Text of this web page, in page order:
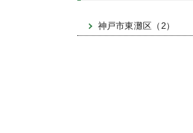
神戸市東灘区（2）